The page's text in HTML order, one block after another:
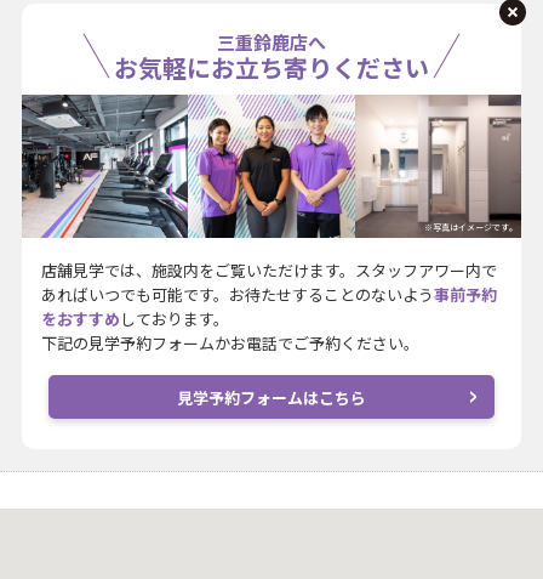
三重鈴鹿店へ
お気軽にお立ち寄りください
※写真はイメージです。
店舗見学では、施設内をご覧いただけます。スタッフアワー内で
あればいつでも可能です。お待たせすることのないよう事前予約
をおすすめ しております。
下記の見学予約フォームかお電話でご予約ください。
見学予約フォームはこちら